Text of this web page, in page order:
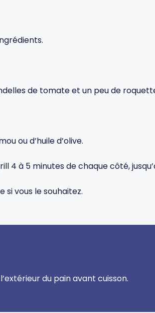
de tomate et un peu de
ou d’huile d’olive.
4 à 5 minutes de chaque côté,
si vous le souhaitez.
du pain avant cuisson.